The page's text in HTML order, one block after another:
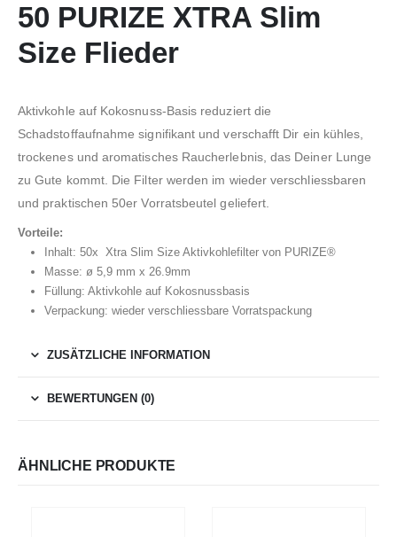
50 PURIZE XTRA Slim
Size Flieder
Aktivkohle auf Kokosnuss-Basis reduziert die
Schadstoffaufnahme signifikant und verschafft Dir ein kühles,
trockenes und aromatisches Raucherlebnis, das Deiner Lunge
zu Gute kommt. Die Filter werden im wieder verschliessbaren
und praktischen 50er Vorratsbeutel geliefert.
Vorteile:
Inhalt: 50x Xtra Slim Size Aktivkohlefilter von PURIZE®
Masse: ø 5,9 mm x 26.9mm
Füllung: Aktivkohle auf Kokosnussbasis
Verpackung: wieder verschliessbare Vorratspackung
ZUSÄTZLICHE INFORMATION
BEWERTUNGEN (0)
ÄHNLICHE PRODUKTE